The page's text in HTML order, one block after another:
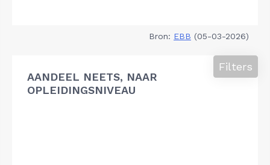
Bron: EBB (05-03-2026)
AANDEEL NEETS, NAAR
OPLEIDINGSNIVEAU
Filters